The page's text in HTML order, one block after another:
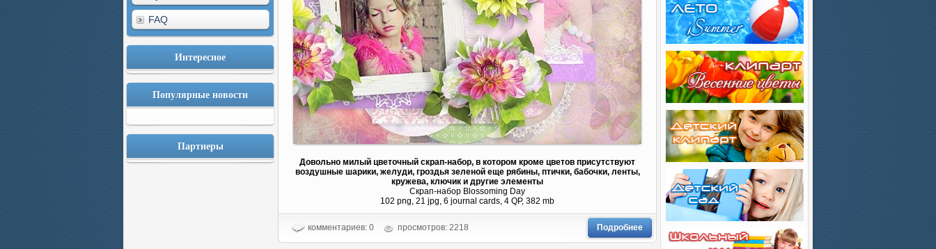
FAQ
Интересное
Популярные новости
Партнеры
Довольно милый цветочный скрап-набор, в котором кроме цветов присутствуют
воздушные шарики, желуди, гроздья зеленой еще рябины, птички, бабочки, ленты,
кружева, ключик и другие элементы
Скрап-набор Blossoming Day
102 png, 21 jpg, 6 journal cards, 4 QP, 382 mb
комментариев: 0 просмотров: 2218 Подробнее